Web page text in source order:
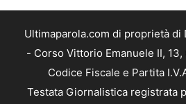
Ultimaparola.com di proprietà di
- Corso Vittorio Emanuele II, 13,
Codice Fiscale e Partita
Testata Giornalistica registrata